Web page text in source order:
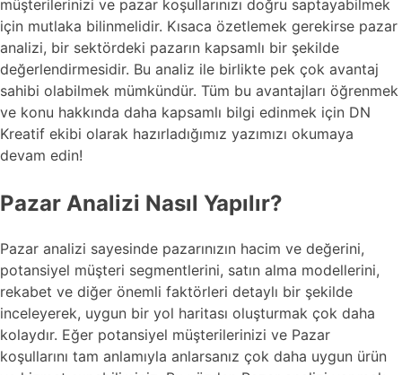
müşterilerinizi ve pazar koşullarınızı doğru saptayabilmek
için mutlaka bilinmelidir. Kısaca özetlemek gerekirse pazar
analizi, bir sektördeki pazarın kapsamlı bir şekilde
değerlendirmesidir. Bu analiz ile birlikte pek çok avantaj
sahibi olabilmek mümkündür. Tüm bu avantajları öğrenmek
ve konu hakkında daha kapsamlı bilgi edinmek için DN
Kreatif ekibi olarak hazırladığımız yazımızı okumaya
devam edin!
Pazar Analizi Nasıl Yapılır?
Pazar analizi sayesinde pazarınızın hacim ve değerini,
potansiyel müşteri segmentlerini, satın alma modellerini,
rekabet ve diğer önemli faktörleri detaylı bir şekilde
inceleyerek, uygun bir yol haritası oluşturmak çok daha
kolaydır. Eğer potansiyel müşterilerinizi ve Pazar
koşullarını tam anlamıyla anlarsanız çok daha uygun ürün